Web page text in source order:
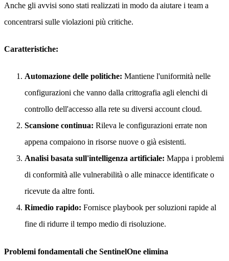
Anche gli avvisi sono stati realizzati in modo da aiutare i team a
concentrarsi sulle violazioni più critiche.
Caratteristiche:
Automazione delle politiche: Mantiene l'uniformità nelle
configurazioni che vanno dalla crittografia agli elenchi di
controllo dell'accesso alla rete su diversi account cloud.
Scansione continua: Rileva le configurazioni errate non
appena compaiono in risorse nuove o già esistenti.
Analisi basata sull'intelligenza artificiale: Mappa i problemi
di conformità alle vulnerabilità o alle minacce identificate o
ricevute da altre fonti.
Rimedio rapido: Fornisce playbook per soluzioni rapide al
fine di ridurre il tempo medio di risoluzione.
Problemi fondamentali che SentinelOne elimina